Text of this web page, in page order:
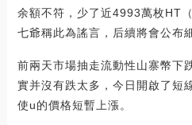
余額不符，少了近4993萬枚HT
七爺稱此為謠言，后續將會公布
前兩天市場抽走流動性山寨幣下
實并沒有跌太多，今日開啟了短
使u的價格短暫上漲。